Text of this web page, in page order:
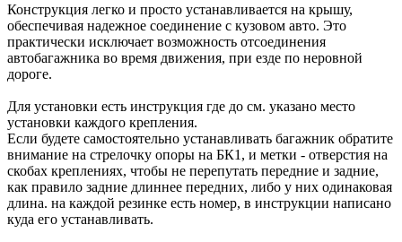
Конструкция легко и просто устанавливается на крышу,
обеспечивая надежное соединение с кузовом авто. Это
практически исключает возможность отсоединения
автобагажника во время движения, при езде по неровной
дороге.
Для установки есть инструкция где до см. указано место
установки каждого крепления.
Если будете самостоятельно устанавливать багажник обратите
внимание на стрелочку опоры на БК1, и метки - отверстия на
скобах креплениях, чтобы не перепутать передние и задние,
как правило задние длиннее передних, либо у них одинаковая
длина. на каждой резинке есть номер, в инструкции написано
куда его устанавливать.